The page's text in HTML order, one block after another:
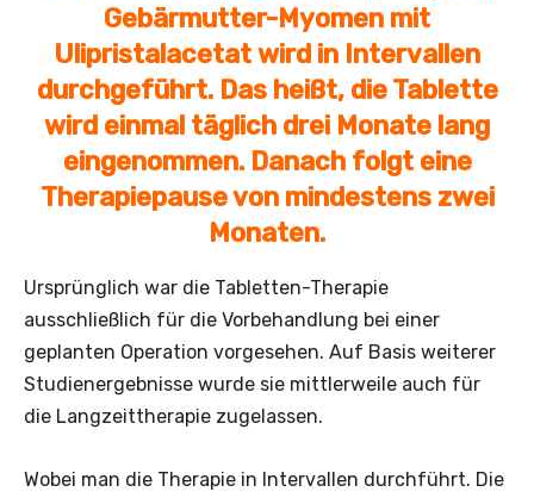
Gebärmutter-Myomen mit
Ulipristalacetat wird in Intervallen
durchgeführt. Das heißt, die Tablette
wird einmal täglich drei Monate lang
eingenommen. Danach folgt eine
Therapiepause von mindestens zwei
Monaten.
Ursprünglich war die Tabletten-Therapie
ausschließlich für die Vorbehandlung bei einer
geplanten Operation vorgesehen. Auf Basis weiterer
Studienergebnisse wurde sie mittlerweile auch für
die Langzeittherapie zugelassen.
Wobei man die Therapie in Intervallen durchführt. Die